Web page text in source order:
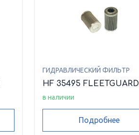
ГИДРАВЛИЧЕСКИЙ ФИЛЬТР
HF 35495 FLEETGUARD
в наличии
Подробнее